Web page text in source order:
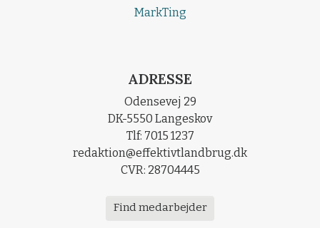
MarkTing
ADRESSE
Odensevej 29
DK-5550 Langeskov
Tlf: 7015 1237
redaktion@effektivtlandbrug.dk
CVR: 28704445
Find medarbejder